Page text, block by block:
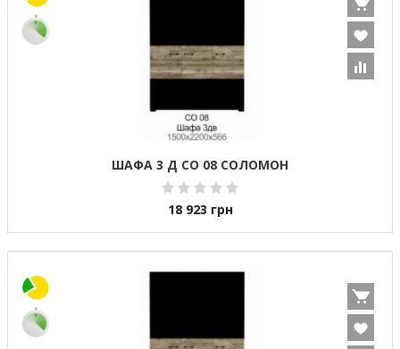
ШАФА 3 Д СО 08 СОЛОМОН
18 923 грн